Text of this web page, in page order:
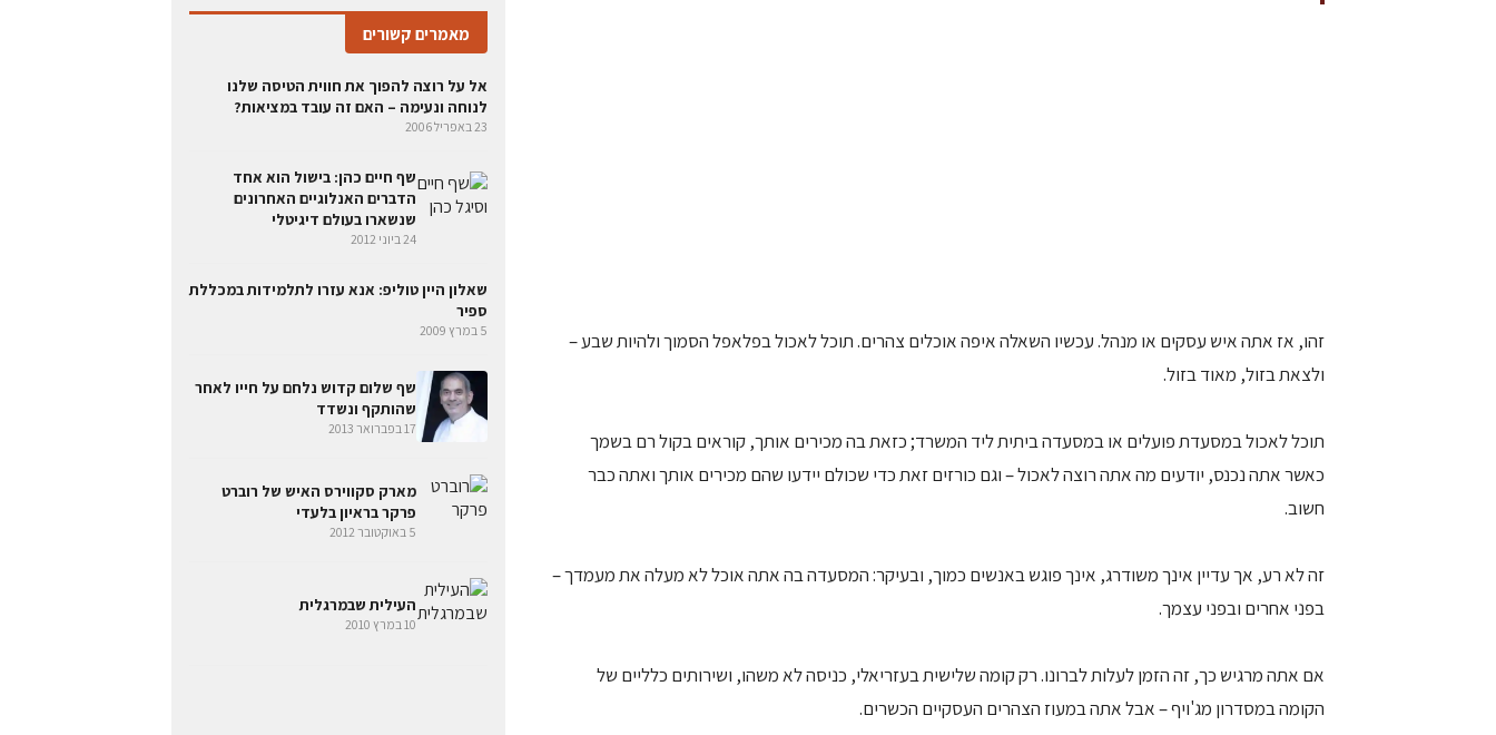
זהו, אז אתה איש עסקים או מנהל. עכשיו השאלה איפה אוכלים צהרים. תוכל לאכול בפלאפל הסמוך ולהיות שבע –
ולצאת בזול, מאוד בזול.
תוכל לאכול במסעדת פועלים או במסעדה ביתית ליד המשרד; כזאת בה מכירים אותך, קוראים בקול רם בשמך
כאשר אתה נכנס, יודעים מה אתה רוצה לאכול – וגם כורזים זאת כדי שכולם יידעו שהם מכירים אותך ואתה כבר
חשוב.
זה לא רע, אך עדיין אינך משודרג, אינך פוגש באנשים כמוך, ובעיקר: המסעדה בה אתה אוכל לא מעלה את מעמדך –
בפני אחרים ובפני עצמך.
אם אתה מרגיש כך, זה הזמן לעלות לברונו. רק קומה שלישית בעזריאלי, כניסה לא משהו, ושירותים כלליים של
הקומה במסדרון מג'ויף – אבל אתה במעוז הצהרים העסקיים הכשרים.
מאמרים קשורים
אל על רוצה להפוך את חווית הטיסה שלנו
לנוחה ונעימה – האם זה עובד במציאות?
23 באפריל 2006
שף חיים כהן: בישול הוא אחד
הדברים האנלוגיים האחרונים
שנשארו בעולם דיגיטלי
24 ביוני 2012
שאלון היין טוליפ: אנא עזרו לתלמידות במכללת
ספיר
5 במרץ 2009
שף שלום קדוש נלחם על חייו לאחר
שהותקף ונשדד
17 בפברואר 2013
מארק סקווירס האיש של רוברט
פרקר בראיון בלעדי
5 באוקטובר 2012
העילית שבמרגלית
10 במרץ 2010